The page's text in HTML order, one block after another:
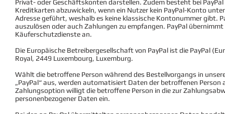
Privat- oder Geschäftskonten darstellen. Zudem besteht bei
Kreditkarten abzuwickeln, wenn ein Nutzer kein PayPal-Konto
Adresse geführt, weshalb es keine klassische Kontonummer gibt.
auszulösen oder auch Zahlungen zu empfangen. PayPal
Käuferschutzdienste an.
Die Europäische Betreibergesellschaft von PayPal ist die PayPal
Royal, 2449 Luxembourg, Luxemburg.
Wählt die betroffene Person während des Bestellvorgangs in
„PayPal“ aus, werden automatisiert Daten der betroffenen
Zahlungsoption willigt die betroffene Person in die zur
personenbezogener Daten ein.